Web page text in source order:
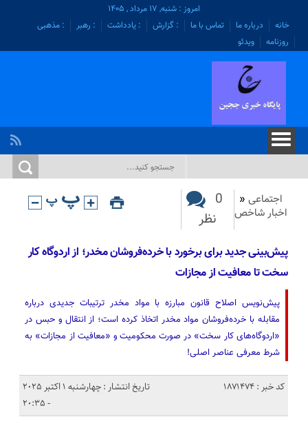
امروز : شنبه, ۱۷ مرداد , ۱۴۰۵
خانه
درباره ما تماس با ما : گزارش : یادداشت : رهبر
: مذهبی
روزنامه
ویدئو
اجتماعی «
اخبار شاخص
0
نظر
پیش‌بینی جدید برای برخورد با خرده‌فروشان مخدر؛‌ از اردوگاه کار
سخت تا معافیت از مجازات
پیش‌نویس اصلاح قانون مبارزه با مواد مخدر ترتیبات جدیدی درباره
مقابله با خرده‌فروشان مواد مخدر اتخاذ کرده است؛ از انتقال و حبس در
«اردوگاه‌های کار سخت» در صورت محکومیت و «معافیت از مجازات» به
شرط معرفی عناصر اصلی!
کد خبر : 1871474
تاریخ انتشار : چهارشنبه 1 اکتبر 2025
- 20:35